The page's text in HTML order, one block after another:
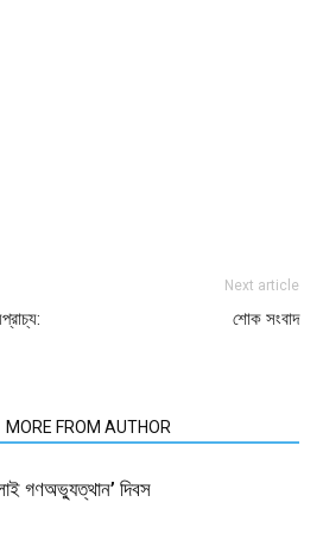
Next article
শোক সংবাদ
MORE FROM AUTHOR
গণঅভ্যুত্থান’ দিবস